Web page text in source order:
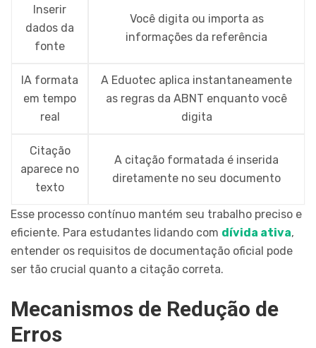
Inserir
dados da
fonte
Você digita ou importa as
informações da referência
IA formata
em tempo
real
A Eduotec aplica instantaneamente
as regras da ABNT enquanto você
digita
Citação
aparece no
texto
A citação formatada é inserida
diretamente no seu documento
Esse processo contínuo mantém seu trabalho preciso e
eficiente. Para estudantes lidando com dívida ativa,
entender os requisitos de documentação oficial pode
ser tão crucial quanto a citação correta.
Mecanismos de Redução de
Erros